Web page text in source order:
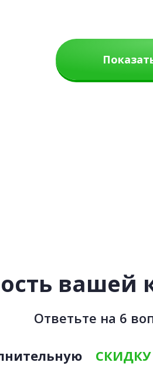
вашей
Ответьте на 6
СКИДКУ